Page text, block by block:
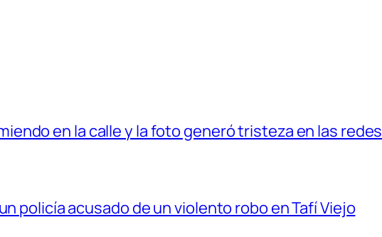
en la calle y la foto generó tristeza en las redes
policía acusado de un violento robo en Tafí Viejo